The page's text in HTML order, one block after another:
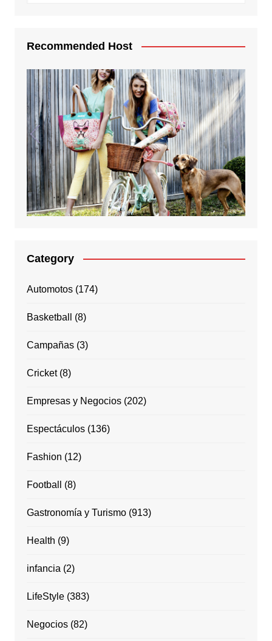
Recommended Host
Category
Automotos(174)
Basketball (8)
Campañas(3)
Cricket(8)
Empresas y Negocios(202)
Espectáculos(136)
Fashion (12)
Football (8)
Gastronomía y Turismo(913)
Health (9)
infancia (2)
LifeStyle(383)
Negocios(82)